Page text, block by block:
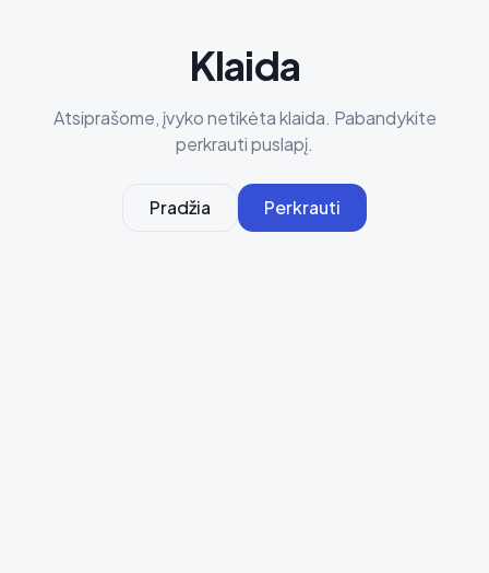
Klaida
Atsiprašome, įvyko netikėta klaida. Pabandykite
perkrauti puslapį.
Pradžia Perkrauti